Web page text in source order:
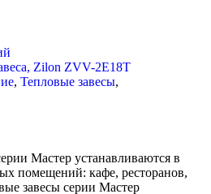
Zilon ZVV-2E18T
, Тепловые завесы,
Мастер устанавливаются в
помещений: кафе, ресторанов,
завесы серии Мастер